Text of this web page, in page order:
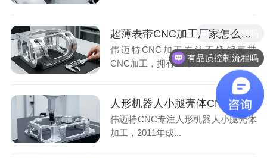
超薄表带CNC加工厂家怎么选？看5项精度指标与批量一致性案例
伟迈特CNC加工专注不锈钢表带
CNC加工，拥有18年...
人形机器人小腿壳体CNC厂家怎么选？看准5项指标避开加工误区
伟迈特CNC专注人形机器人小腿壳体
加工，2011年成...
可以打样吗
有品质控制流程吗